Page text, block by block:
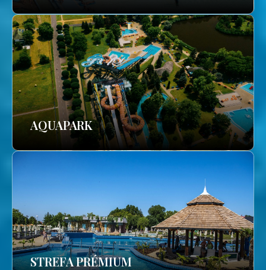
AQUAPARK
STREFA PRÉMIUM